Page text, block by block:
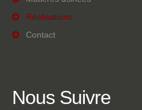
Réalisations
Contact
Nous Suivre